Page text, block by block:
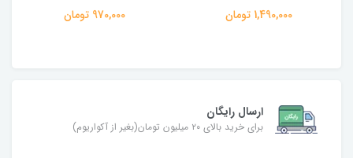
1,490,000 تومان 970,000 تومان
ارسال رایگان
برای خرید بالای ۲۰ میلیون تومان(بغیر از آکواریوم)